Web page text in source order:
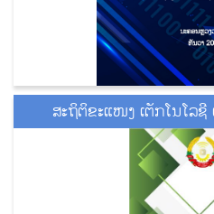
ສະຖິຕິຂະແໜງ ເຕັກໂນໂລ